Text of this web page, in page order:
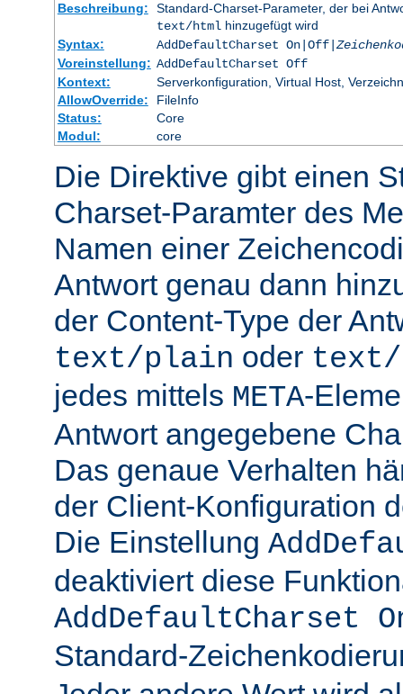
Beschreibung:
Standard-Charset-Parameter, der bei
text/html hinzugefügt wird
Syntax:
AddDefaultCharset On|Off|
Voreinstellung: AddDefaultCharset Off
Kontext:
Serverkonfiguration, Virtual Host,
AllowOverride:
FileInfo
Status:
Core
Modul:
core
Die Direktive gibt einen
Charset-Paramter des
Namen einer
Antwort genau dann
der Content-Type der
text/plain oder text/
jedes mittels META-
Antwort angegebene
Das genaue Verhalten
der Client-Konfiguration
Die Einstellung
deaktiviert diese
AddDefaultCharset
Standard-